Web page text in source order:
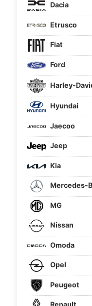
Dacia
Etrusco
Fiat
Ford
Harley-
Hyundai
Jaecoo
Jeep
Kia
Mercedes-
MG
Nissan
Omoda
Opel
Peugeot